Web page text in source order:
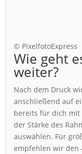
© PixelfotoExpress
Wie geht
weiter?
Nach dem Druck
anschließend auf
bereits für dich mit
der Stärke des
auswählen. Für
empfehlen wir den